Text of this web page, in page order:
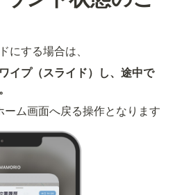
にする場合は、
イプ（スライド）し、途中で
ム画面へ戻る操作となります